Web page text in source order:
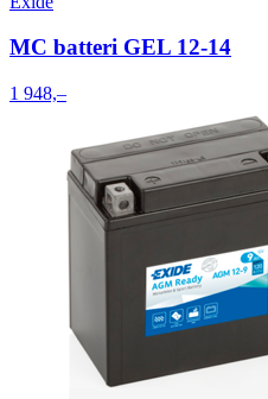
MC batteri GEL 12-14
1 948,–